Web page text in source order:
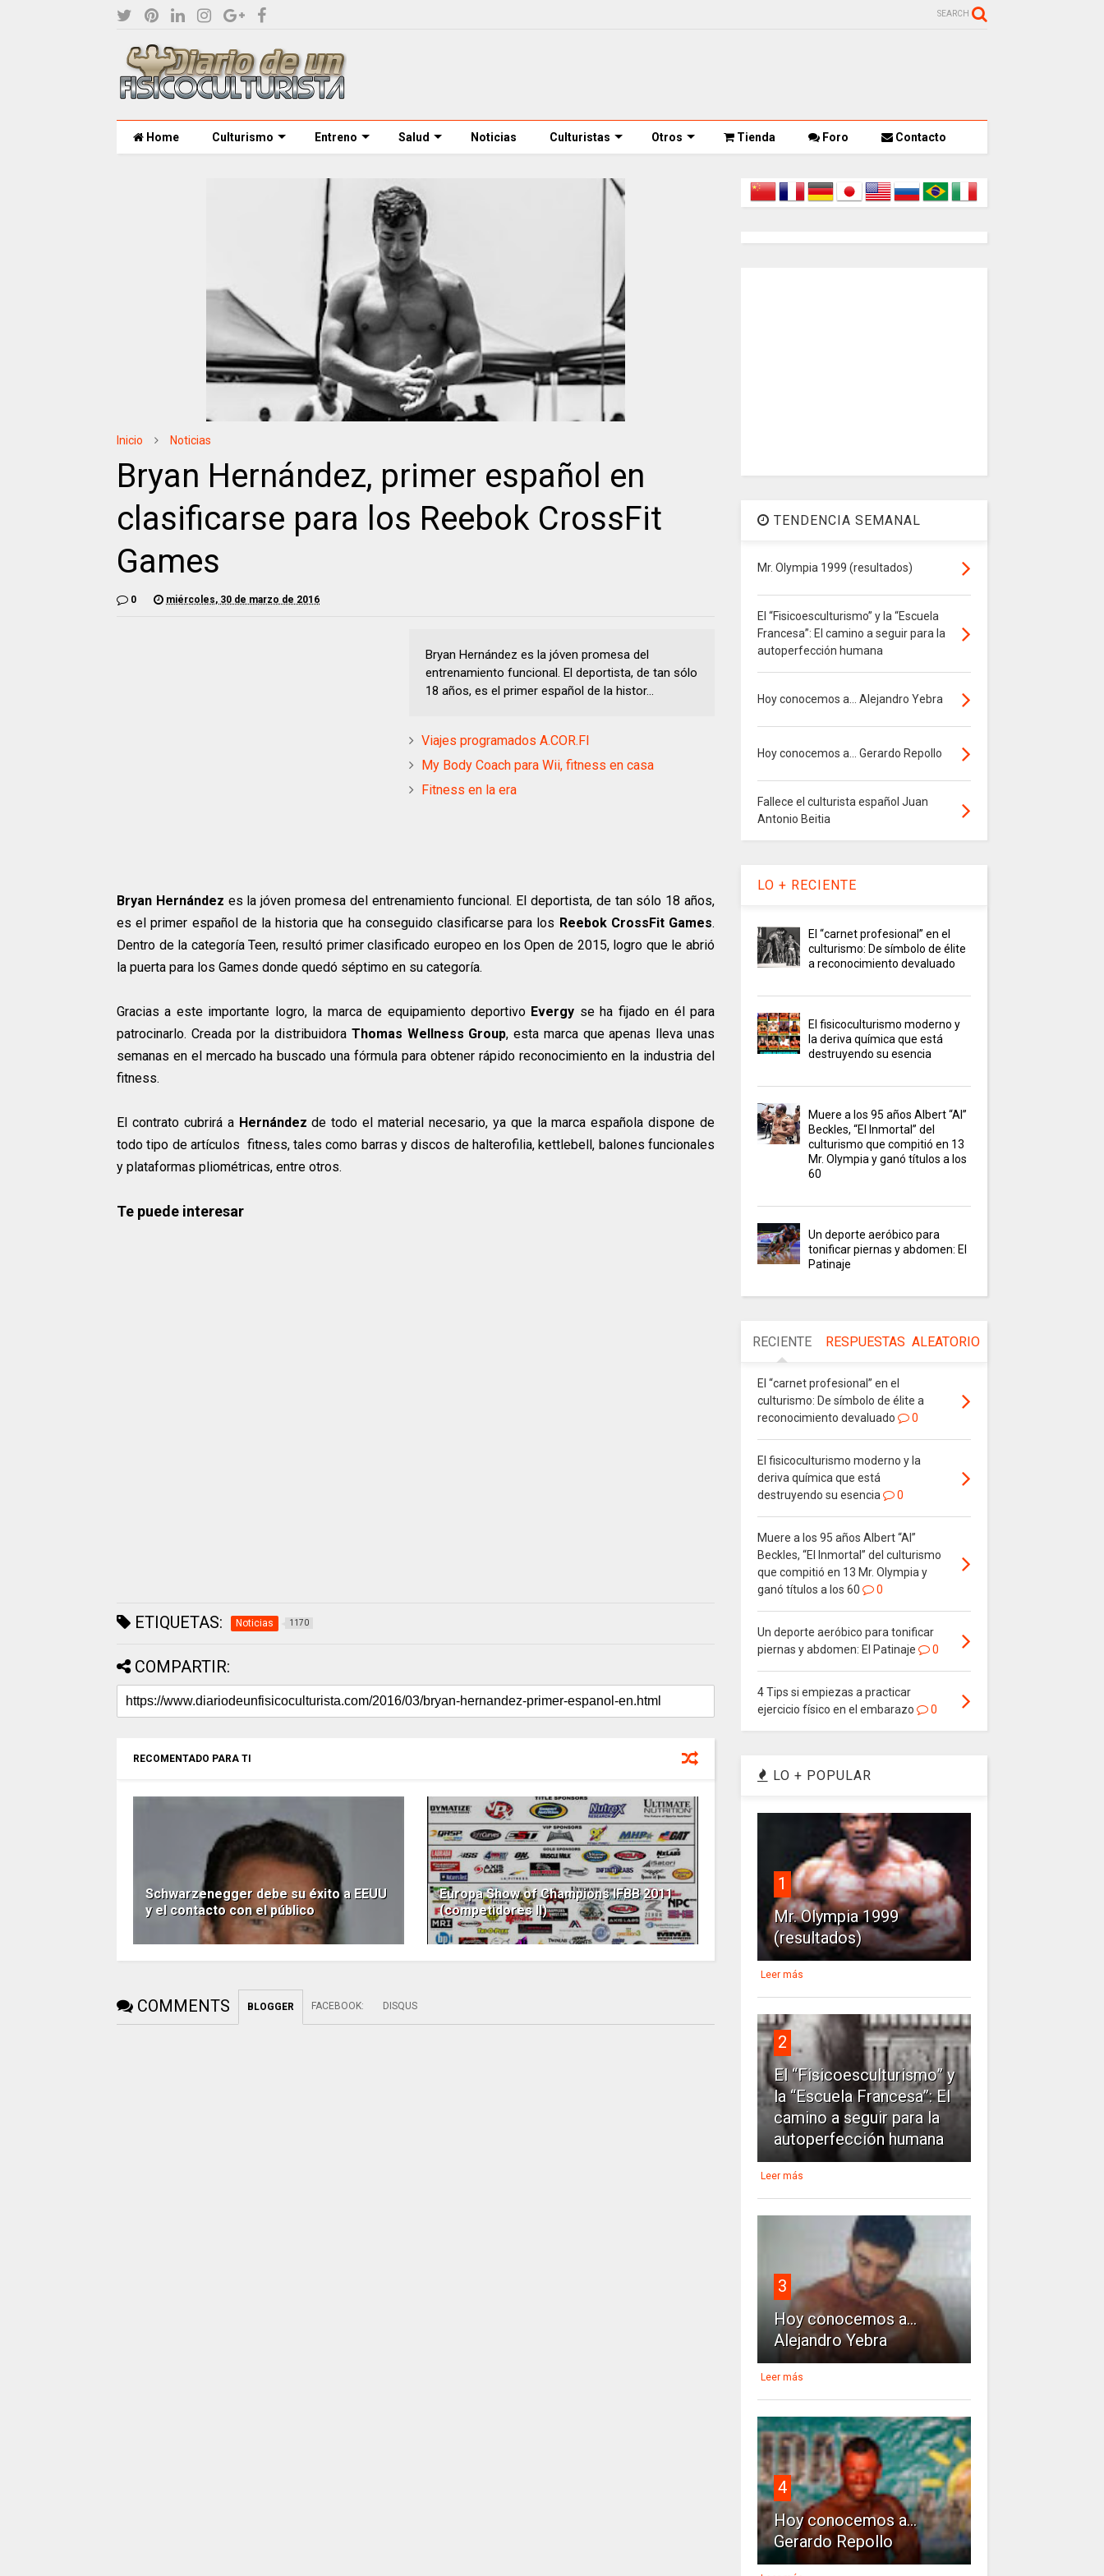
SEARCH
Home Culturismo Entreno Salud Noticias Culturistas Otros Tienda Foro Contacto
Inicio Noticias
Bryan Hernández, primer español en
clasificarse para los Reebok CrossFit
Games
0 miércoles, 30 de marzo de 2016
Bryan Hernández es la jóven promesa del
entrenamiento funcional. El deportista, de tan sólo
18 años, es el primer español de la histor...
Viajes programados A.COR.FI
My Body Coach para Wii, fitness en casa
Fitness en la era
Bryan Hernández es la jóven promesa del entrenamiento funcional. El deportista, de tan sólo 18 años,
es el primer español de la historia que ha conseguido clasificarse para los Reebok CrossFit Games.
Dentro de la categoría Teen, resultó primer clasificado europeo en los Open de 2015, logro que le abrió
la puerta para los Games donde quedó séptimo en su categoría.
Gracias a este importante logro, la marca de equipamiento deportivo Evergy se ha fijado en él para
patrocinarlo. Creada por la distribuidora Thomas Wellness Group, esta marca que apenas lleva unas
semanas en el mercado ha buscado una fórmula para obtener rápido reconocimiento en la industria del
fitness.
El contrato cubrirá a Hernández de todo el material necesario, ya que la marca española dispone de
todo tipo de artículos fitness, tales como barras y discos de halterofilia, kettlebell, balones funcionales
y plataformas pliométricas, entre otros.
Te puede interesar
ETIQUETAS: Noticias 1170
COMPARTIR:
RECOMENTADO PARA TI
Schwarzenegger debe su éxito a EEUU
y el contacto con el público
Europa Show of Champions IFBB 2011
(competidores II)
COMMENTS BLOGGER FACEBOOK: DISQUS
TENDENCIA SEMANAL
Mr. Olympia 1999 (resultados)
El “Fisicoesculturismo” y la “Escuela
Francesa”: El camino a seguir para la
autoperfección humana
Hoy conocemos a... Alejandro Yebra
Hoy conocemos a... Gerardo Repollo
Fallece el culturista español Juan
Antonio Beitia
LO + RECIENTE
El “carnet profesional” en el
culturismo: De símbolo de élite
a reconocimiento devaluado
El fisicoculturismo moderno y
la deriva química que está
destruyendo su esencia
Muere a los 95 años Albert “Al”
Beckles, “El Inmortal” del
culturismo que compitió en 13
Mr. Olympia y ganó títulos a los
60
Un deporte aeróbico para
tonificar piernas y abdomen: El
Patinaje
RECIENTE RESPUESTAS ALEATORIO
El “carnet profesional” en el
culturismo: De símbolo de élite a
reconocimiento devaluado
0
El fisicoculturismo moderno y la
deriva química que está
destruyendo su esencia
0
Muere a los 95 años Albert “Al”
Beckles, “El Inmortal” del culturismo
que compitió en 13 Mr. Olympia y
ganó títulos a los 60
0
Un deporte aeróbico para tonificar
piernas y abdomen: El Patinaje
0
4 Tips si empiezas a practicar
ejercicio físico en el embarazo
0
LO + POPULAR
1
Mr. Olympia 1999
(resultados)
Leer más
2
El “Fisicoesculturismo” y
la “Escuela Francesa”: El
camino a seguir para la
autoperfección humana
Leer más
3
Hoy conocemos a...
Alejandro Yebra
Leer más
4
Hoy conocemos a...
Gerardo Repollo